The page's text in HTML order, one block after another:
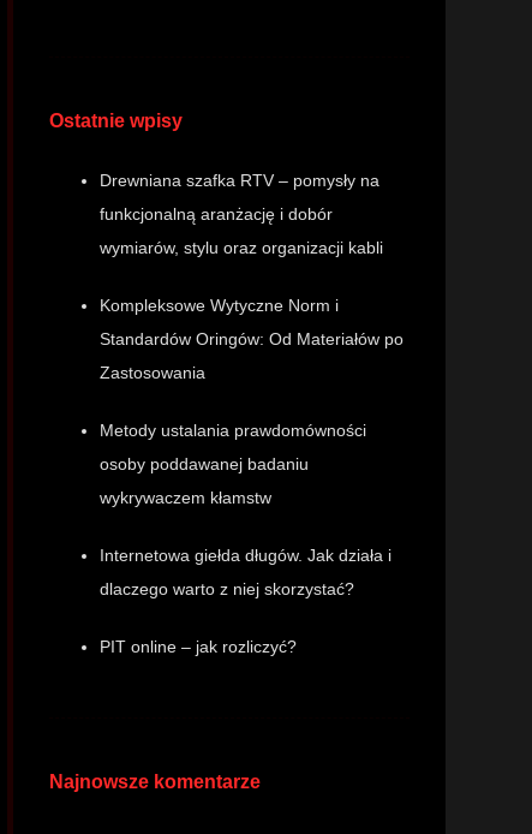
Ostatnie wpisy
Drewniana szafka RTV – pomysły na
funkcjonalną aranżację i dobór
wymiarów, stylu oraz organizacji kabli
Kompleksowe Wytyczne Norm i
Standardów Oringów: Od Materiałów po
Zastosowania
Metody ustalania prawdomówności
osoby poddawanej badaniu
wykrywaczem kłamstw
Internetowa giełda długów. Jak działa i
dlaczego warto z niej skorzystać?
PIT online – jak rozliczyć?
Najnowsze komentarze